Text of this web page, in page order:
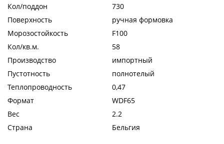
Кол/поддон
730
Поверхность
ручная формовка
Морозостойкость
F100
Кол/кв.м.
58
Производство
импортный
Пустотность
полнотелый
Теплопроводность
0,47
Формат
WDF65
Вес
2.2
Страна
Бельгия